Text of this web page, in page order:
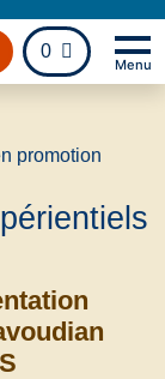
0
fichier
Menu